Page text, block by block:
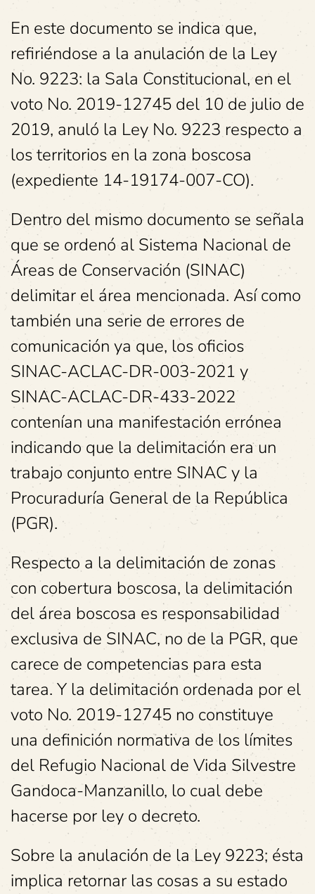
En este documento se indica que,
refiriéndose a la anulación de la Ley
No. 9223: la Sala Constitucional, en el
voto No. 2019-12745 del 10 de julio de
2019, anuló la Ley No. 9223 respecto a
los territorios en la zona boscosa
(expediente 14-19174-007-CO).
Dentro del mismo documento se señala
que se ordenó al Sistema Nacional de
Áreas de Conservación (SINAC)
delimitar el área mencionada. Así como
también una serie de errores de
comunicación ya que, los oficios
SINAC-ACLAC-DR-003-2021 y
SINAC-ACLAC-DR-433-2022
contenían una manifestación errónea
indicando que la delimitación era un
trabajo conjunto entre SINAC y la
Procuraduría General de la República
(PGR).
Respecto a la delimitación de zonas
con cobertura boscosa, la delimitación
del área boscosa es responsabilidad
exclusiva de SINAC, no de la PGR, que
carece de competencias para esta
tarea. Y la delimitación ordenada por el
voto No. 2019-12745 no constituye
una definición normativa de los límites
del Refugio Nacional de Vida Silvestre
Gandoca-Manzanillo, lo cual debe
hacerse por ley o decreto.
Sobre la anulación de la Ley 9223; ésta
implica retornar las cosas a su estado